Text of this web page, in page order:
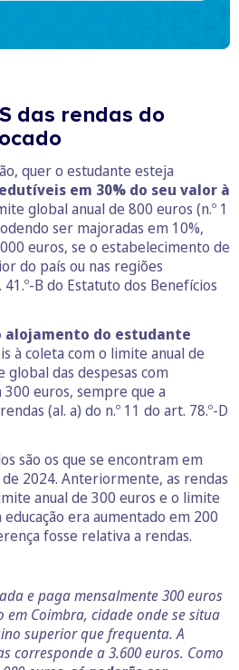
das rendas do
quer o estudante esteja
em 30% do seu valor à
global anual de 800 euros (n.º 1
ser majoradas em 10%,
euros, se o estabelecimento de
do país ou nas regiões
B do Estatuto dos Benefícios
alojamento do estudante
à coleta com o limite anual de
das despesas com
euros, sempre que a
(al. a) do n.º 11 do art. 78.º-D
são os que se encontram em
2024. Anteriormente, as rendas
anual de 300 euros e o limite
era aumentado em 200
fosse relativa a rendas.
e paga mensalmente 300 euros
Coimbra, cidade onde se situa
superior que frequenta. A
corresponde a 3.600 euros. Como